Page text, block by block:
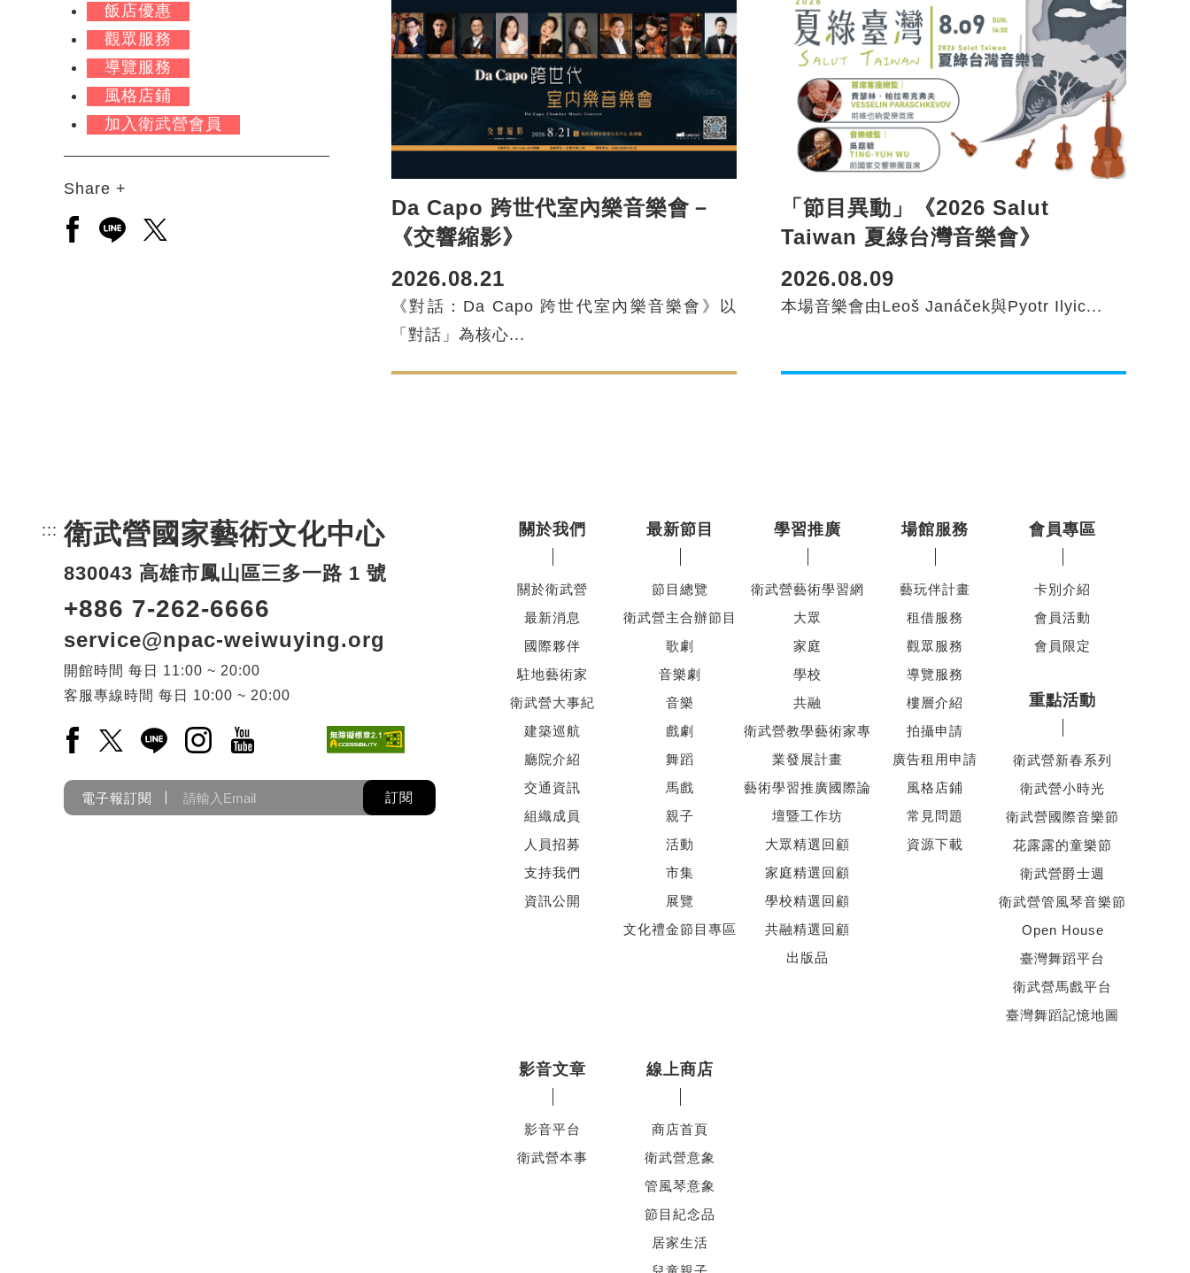
飯店優惠
觀眾服務
導覽服務
風格店鋪
加入衛武營會員
Share +
另開新視窗分享至facebook
另開新視窗分享至line
另開新視窗分享至twitter
Da Capo 跨世代室內樂音樂會－
《交響縮影》
2026.08.21
《對話：Da Capo 跨世代室內樂音樂會》以
「對話」為核心...
「節目異動」《2026 Salut
Taiwan 夏綠台灣音樂會》
2026.08.09
本場音樂會由Leoš Janáček與Pyotr Ilyic...
::: 頁尾網站資訊。
衛武營國家藝術文化中心
830043 高雄市鳳山區三多一路 1 號
+886 7-262-6666
service@npac-weiwuying.org
開館時間 每日
11:00 ~ 20:00
客服專線時間 每日 10:00 ~ 20:00
Facebook(另開新視窗)
X(另開新視窗)
LINE(另開新視窗)
Instagram(另開新視窗)
YouTube(另開新視窗)
電子報訂閱 訂閱
關於我們
關於衛武營
最新消息
國際夥伴
駐地藝術家
衛武營大事紀
建築巡航
廳院介紹
交通資訊
組織成員
人員招募
支持我們
資訊公開
最新節目
節目總覽
衛武營主合辦節目
歌劇
音樂劇
音樂
戲劇
舞蹈
馬戲
親子
活動
市集
展覽
文化禮金節目專區
學習推廣
衛武營藝術學習網
大眾
家庭
學校
共融
衛武營教學藝術家專
業發展計畫
藝術學習推廣國際論
壇暨工作坊
大眾精選回顧
家庭精選回顧
學校精選回顧
共融精選回顧
出版品
場館服務
藝玩伴計畫
租借服務
觀眾服務
導覽服務
樓層介紹
拍攝申請
廣告租用申請
風格店鋪
常見問題
資源下載
會員專區
卡別介紹
會員活動
會員限定
重點活動
衛武營新春系列
衛武營小時光
衛武營國際音樂節
花露露的童樂節
衛武營爵士週
衛武營管風琴音樂節
Open House
臺灣舞蹈平台
衛武營馬戲平台
臺灣舞蹈記憶地圖
影音文章
影音平台
衛武營本事
線上商店
商店首頁
衛武營意象
管風琴意象
節目紀念品
居家生活